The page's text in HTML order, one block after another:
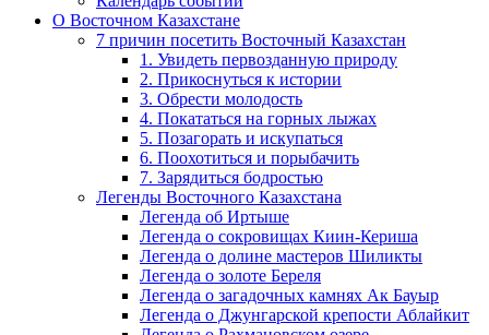
О Восточном Казахстане
7 причин посетить Восточный Казахстан
1. Увидеть первозданную природу
2. Прикоснуться к истории
3. Обрести молодость
4. Покататься на горных лыжах
5. Позагорать и искупаться
6. Поохотиться и порыбачить
7. Зарядиться бодростью
Легенды Восточного Казахстана
Легенда об Иртыше
Легенда о сокровищах Киин-Кериша
Легенда о долине мастеров Шиликты
Легенда о золоте Береля
Легенда о загадочных камнях Ак Бауыр
Легенда о Джунгарской крепости Аблайкит